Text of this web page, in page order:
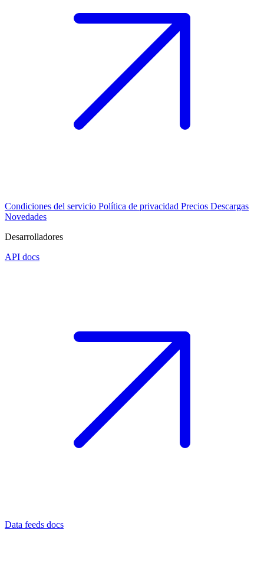
Condiciones del servicio Política de privacidad Precios Descargas
Novedades
Desarrolladores
API docs
Data feeds docs